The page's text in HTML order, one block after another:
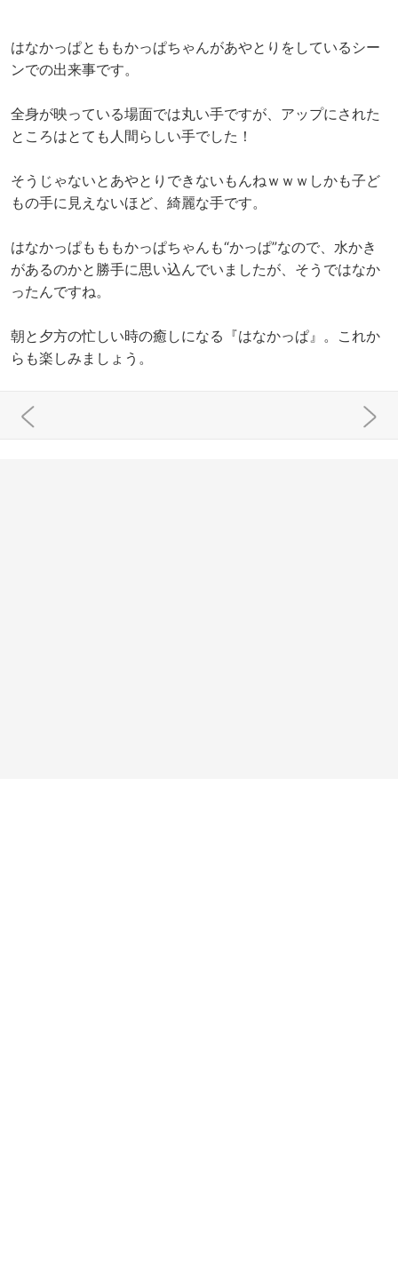
はなかっぱとももかっぱちゃんがあやとりをしているシー
ンでの出来事です。
全身が映っている場面では丸い手ですが、アップにされた
ところはとても人間らしい手でした！
そうじゃないとあやとりできないもんねｗｗｗしかも子ど
もの手に見えないほど、綺麗な手です。
はなかっぱもももかっぱちゃんも“かっぱ”なので、水かき
があるのかと勝手に思い込んでいましたが、そうではなか
ったんですね。
朝と夕方の忙しい時の癒しになる『はなかっぱ』。これか
らも楽しみましょう。